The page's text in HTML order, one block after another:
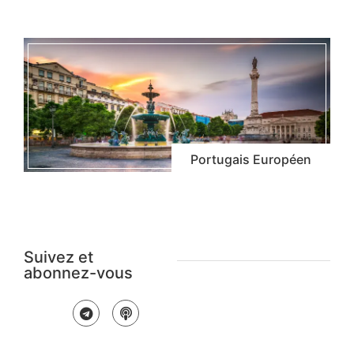
Portugais Européen
Suivez et
abonnez-vous